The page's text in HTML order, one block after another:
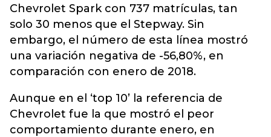
Chevrolet Spark con 737 matrículas, tan
solo 30 menos que el Stepway. Sin
embargo, el número de esta línea mostró
una variación negativa de -56,80%, en
comparación con enero de 2018.
Aunque en el ‘top 10’ la referencia de
Chevrolet fue la que mostró el peor
comportamiento durante enero, en